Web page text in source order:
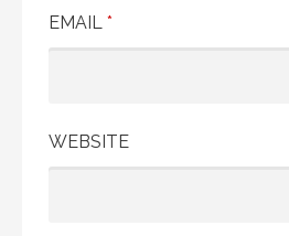
EMAIL *
WEBSITE